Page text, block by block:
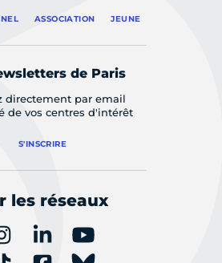
ASSOCIATION JEUNE
de Paris
directement par email
de vos centres d'intérêt
S'INSCRIRE
les réseaux